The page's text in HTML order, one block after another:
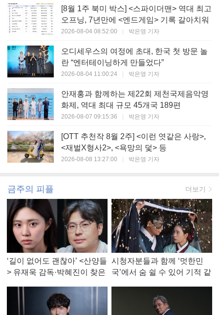
[8월 1주 북미 박스] <스파이더맨> 역대 최고
오프닝, 7년만에 <엔드게임> 기록 갈아치워
2026-08-04 08:52:00 | 박은영 기자
오디세우스의 여정에 초대, 한국 첫 방문 놀
란 “엔터테이닝하게 만들었다”
2026-08-04 11:00:24 | 박은영 기자
안재홍과 함께하는 제22회 제천국제음악영
화제, 역대 최대 규모 45개국 189편
2026-08-07 09:15:36 | 박은영 기자
[OTT 추천작 8월 2주] <이런 엿같은 사랑>,
<재벌X형사2>, <욕망의 덫> 등
2026-08-08 13:27:00 | 박은영 기자
금주의 피플 더보기
‘길이 없어도 괜찮아’ <산양들
> 유재욱 감독·박혜진이 찾은
시청자분들과 함께 ‘멋한민
국’에서 숨 쉴 수 있어 기적 같